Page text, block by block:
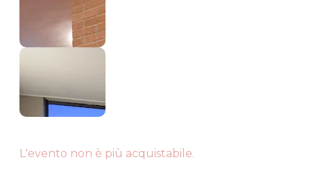
L'evento non è più acquistabile.